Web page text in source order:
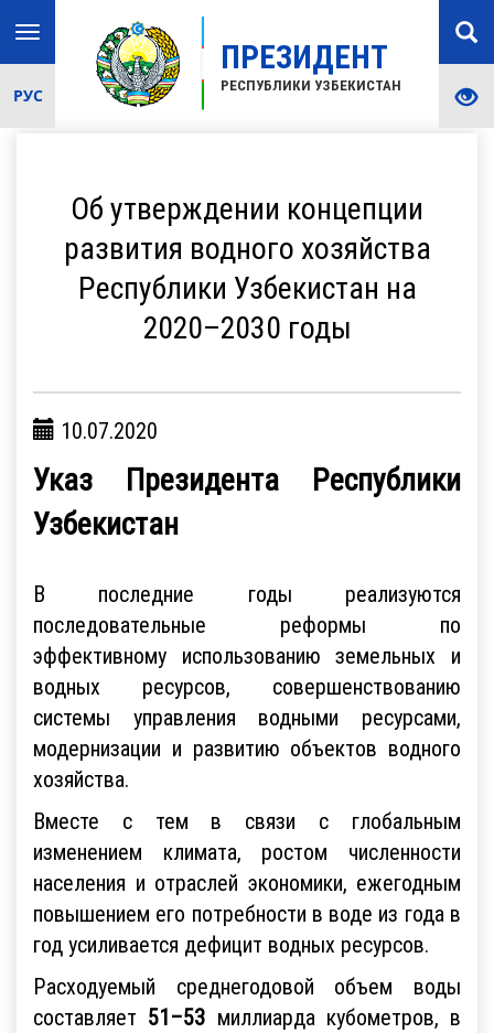
ПРЕЗИДЕНТ
РЕСПУБЛИКИ УЗБЕКИСТАН
Toggle
navigation
РУС
Об утверждении концепции
развития водного хозяйства
Республики Узбекистан на
2020–2030 годы
10.07.2020
Указ Президента Республики
Узбекистан
В последние годы реализуются
последовательные реформы по
эффективному использованию земельных и
водных ресурсов, совершенствованию
системы управления водными ресурсами,
модернизации и развитию объектов водного
хозяйства.
Вместе с тем в связи с глобальным
изменением климата, ростом численности
населения и отраслей экономики, ежегодным
повышением его потребности в воде из года в
год усиливается дефицит водных ресурсов.
Расходуемый среднегодовой объем воды
составляет 51–53 миллиарда кубометров, в